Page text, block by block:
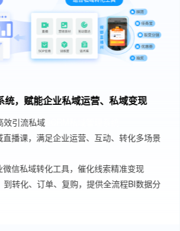
统，赋能企业私域运营、私域变现
效引流私域SCRM私域管理系统
播课，满足企业运营、互动、转化多场景
信私域转化工具，催化线索精准变现
到转化、订单、复购，提供全流程BI数据分